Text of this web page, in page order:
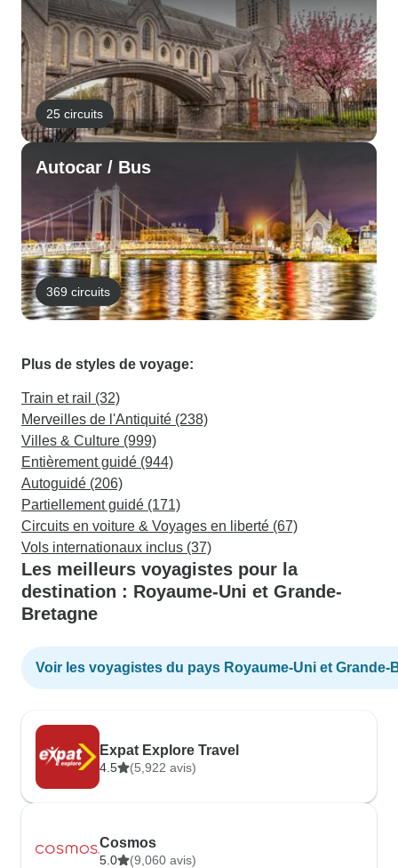
25 circuits
Autocar / Bus
369 circuits
Plus de styles de voyage:
Train et rail (32)
Merveilles de l'Antiquité (238)
Villes & Culture (999)
Entièrement guidé (944)
Autoguidé (206)
Partiellement guidé (171)
Circuits en voiture & Voyages en liberté (67)
Vols internationaux inclus (37)
Les meilleurs voyagistes pour la
destination : Royaume-Uni et Grande-
Bretagne
Voir les voyagistes du pays Royaume-Uni et Grande-
Expat Explore Travel
4.5 (5,922 avis)
Cosmos
5.0 (9,060 avis)